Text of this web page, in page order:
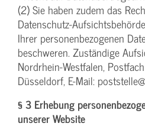
(2) Sie haben zudem das
Datenschutz-
Ihrer personenbezogenen
beschweren. Zuständige
Nordrhein-Westfalen,
Düsseldorf, E-Mail:
§ 3 Erhebung
unserer Website